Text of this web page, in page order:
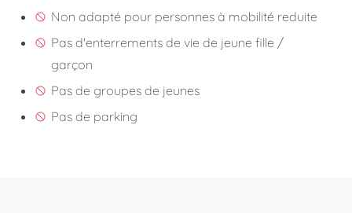
Non adapté pour personnes à mobilité reduite
Pas d'enterrements de vie de jeune fille /
garçon
Pas de groupes de jeunes
Pas de parking